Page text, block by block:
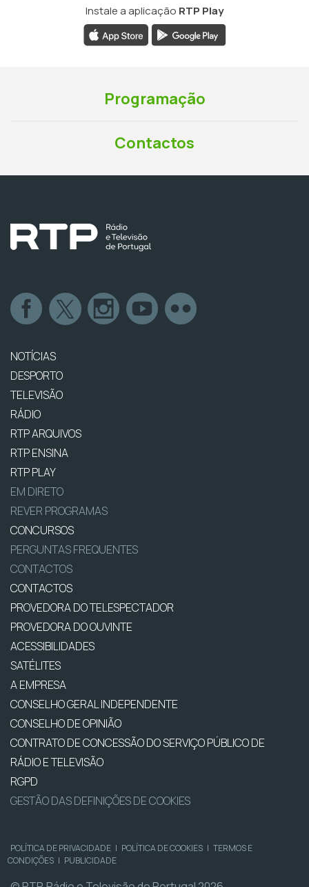
Instale a aplicação RTP Play
Programação
Contactos
NOTÍCIAS
DESPORTO
TELEVISÃO
RÁDIO
RTP ARQUIVOS
RTP ENSINA
RTP PLAY
EM DIRETO
REVER PROGRAMAS
CONCURSOS
PERGUNTAS FREQUENTES
CONTACTOS
CONTACTOS
PROVEDORA DO TELESPECTADOR
PROVEDORA DO OUVINTE
ACESSIBILIDADES
SATÉLITES
A EMPRESA
CONSELHO GERAL INDEPENDENTE
CONSELHO DE OPINIÃO
CONTRATO DE CONCESSÃO DO SERVIÇO PÚBLICO DE
RÁDIO E TELEVISÃO
RGPD
GESTÃO DAS DEFINIÇÕES DE COOKIES
POLÍTICA DE PRIVACIDADE | POLÍTICA DE COOKIES | TERMOS E
CONDIÇÕES | PUBLICIDADE